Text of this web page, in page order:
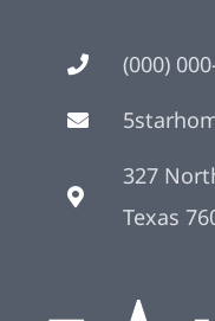
(000)
327
Texas